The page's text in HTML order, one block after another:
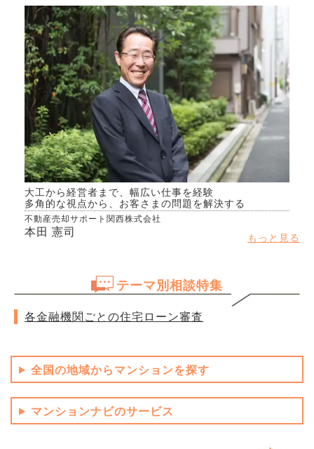
大工から経営者まで、幅広い仕事を経験
多角的な視点から、お客さまの問題を解決する
不動産売却サポート関西株式会社
本田 憲司 もっと見る
テーマ別相談特集
各金融機関ごとの住宅ローン審査
全国の地域からマンションを探す
マンションナビのサービス